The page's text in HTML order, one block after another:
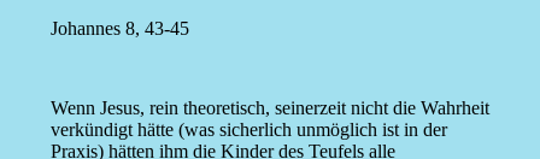
Johannes 8, 43-45
Wenn Jesus, rein theoretisch, seinerzeit nicht die Wahrheit
verkündigt hätte (was sicherlich unmöglich ist in der
Praxis) hätten ihm die Kinder des Teufels alle